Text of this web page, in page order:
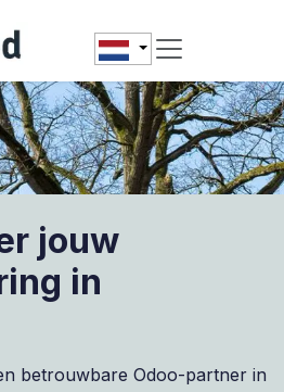
jouw
in
betrouwbare Odoo-partner in